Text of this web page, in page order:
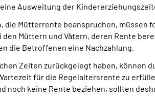
Ausweitung der
Mütterrente beanspruchen, müssen
Müttern und Vätern, deren Rente
die Betroffenen eine Nachzahlung.
Zeiten zurückgelegt haben, können
für die Regelaltersrente zu
noch keine Rente beziehen, sollten